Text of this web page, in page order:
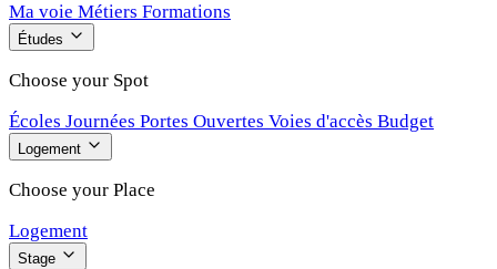
Ma voie Métiers Formations
Études
Choose your Spot
Écoles Journées Portes Ouvertes Voies d'accès Budget
Logement
Choose your Place
Logement
Stage